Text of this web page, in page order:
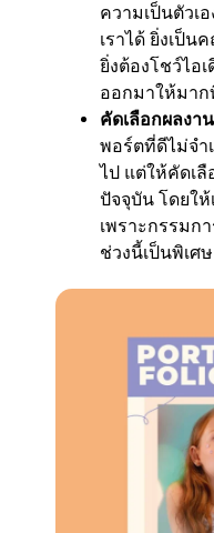
ความเป็นตัวเ
เราได้ ยิ่งเป็
ยิ่งต้องโชว์ไอ
ออกมาให้มา
คัดเลือกผลงา
พอร์ตที่ดีไม่จำ
ไป แต่ให้คัดเ
ปัจจุบัน โดยใ
เพราะกรรมก
ช่วงนี้เป็นพิเศษ